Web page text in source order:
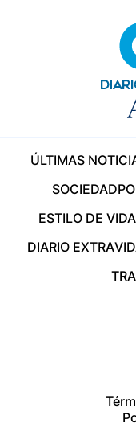
ÚLTIMAS
SOCIEDAD
ESTILO DE VIDA
DIARIO EXTRA